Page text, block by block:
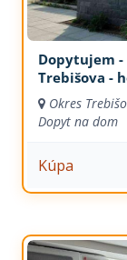
Dopytujem
Trebišova -
Okres
Dopyt na dom
Kúpa